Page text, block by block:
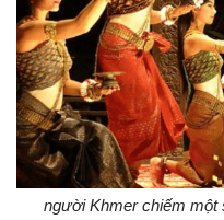
người Khmer chiếm một